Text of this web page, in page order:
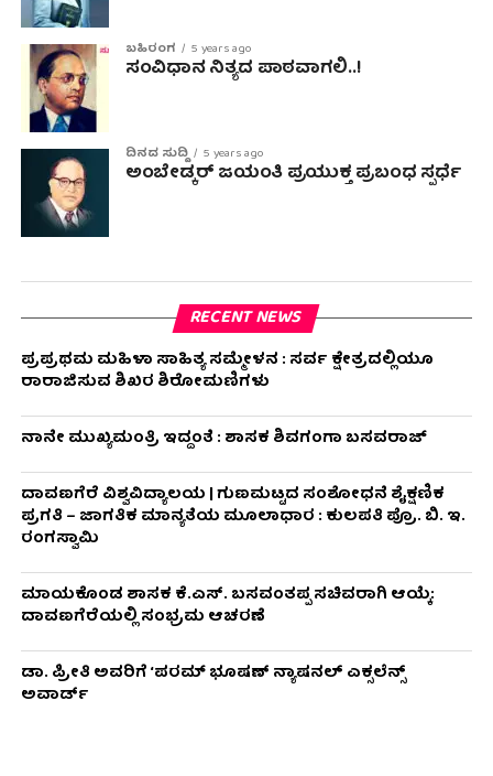
ಬಹಿರಂಗ 5 years ago
ಸಂವಿಧಾನ ನಿತ್ಯದ ಪಾಠವಾಗಲಿ..!
ದಿನದ ಸುದ್ದಿ 5 years ago
ಅಂಬೇಡ್ಕರ್ ಜಯಂತಿ ಪ್ರಯುಕ್ತ ಪ್ರಬಂಧ ಸ್ಪರ್ಧೆ
RECENT NEWS
ಪ್ರಪ್ರಥಮ ಮಹಿಳಾ ಸಾಹಿತ್ಯ ಸಮ್ಮೇಳನ : ಸರ್ವ ಕ್ಷೇತ್ರದಲ್ಲಿಯೂ
ರಾರಾಜಿಸುವ ಶಿಖರ ಶಿರೋಮಣಿಗಳು
ನಾನೇ ಮುಖ್ಯಮಂತ್ರಿ ಇದ್ದಂತೆ : ಶಾಸಕ ಶಿವಗಂಗಾ ಬಸವರಾಜ್
ದಾವಣಗೆರೆ ವಿಶ್ವವಿದ್ಯಾಲಯ | ಗುಣಮಟ್ಟದ ಸಂಶೋಧನೆ ಶೈಕ್ಷಣಿಕ
ಪ್ರಗತಿ – ಜಾಗತಿಕ ಮಾನ್ಯತೆಯ ಮೂಲಾಧಾರ : ಕುಲಪತಿ ಪ್ರೊ. ಬಿ. ಇ.
ರಂಗಸ್ವಾಮಿ
ಮಾಯಕೊಂಡ ಶಾಸಕ ಕೆ.ಎಸ್. ಬಸವಂತಪ್ಪ ಸಚಿವರಾಗಿ ಆಯ್ಕೆ:
ದಾವಣಗೆರೆಯಲ್ಲಿ ಸಂಭ್ರಮ ಆಚರಣೆ
ಡಾ. ಪ್ರೀತಿ ಅವರಿಗೆ ‘ಪರಮ್ ಭೂಷಣ್ ನ್ಯಾಷನಲ್ ಎಕ್ಸಲೆನ್ಸ್
ಅವಾರ್ಡ್